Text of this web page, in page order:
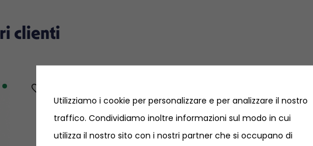
clienti
Utilizziamo i cookie per personalizzare e per analizzare il nostro
traffico. Condividiamo inoltre informazioni sul modo in cui
utilizza il nostro sito con i nostri partner che si occupano di